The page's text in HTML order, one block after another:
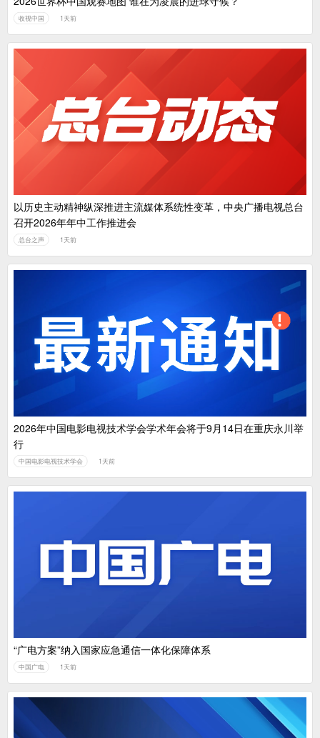
收视中国 1天前
以历史主动精神纵深推进主流媒体系统性变革，中央广播电视总台
召开2026年年中工作推进会
总台之声 1天前
2026年中国电影电视技术学会学术年会将于9月14日在重庆永川举
行
中国电影电视技术学会 1天前
“广电方案”纳入国家应急通信一体化保障体系
中国广电 1天前